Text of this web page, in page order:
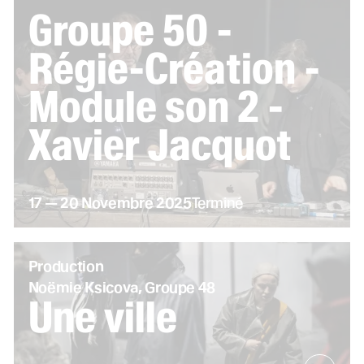
Groupe 50 -
Régie-Création -
Module son 2 -
Xavier Jacquot
du
17—au
20novembre
Novembre2025Terminé
Production
Noëmie Ksicova, Groupe 48
Une ville